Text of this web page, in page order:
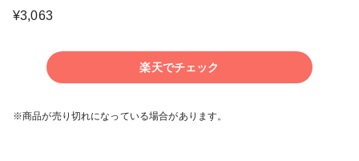
¥3,063
楽天でチェック
※商品が売り切れになっている場合があります。